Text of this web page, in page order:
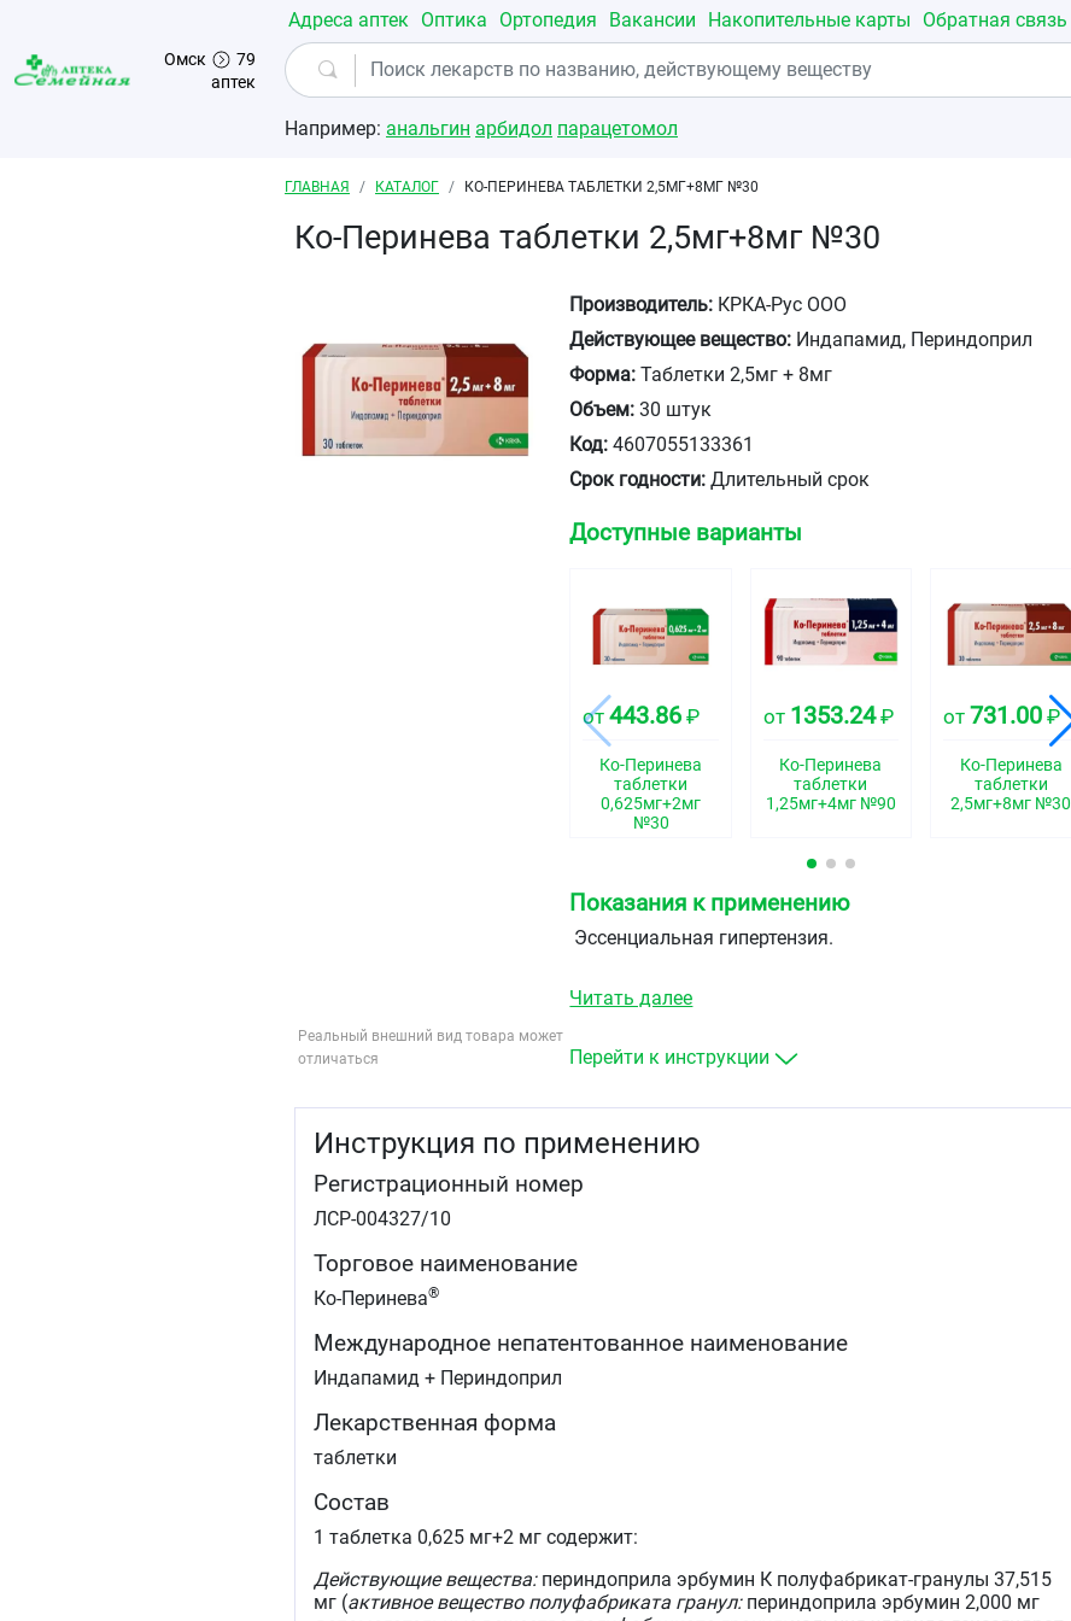
Перейти к основному содержанию
Омск
79
аптек
Адреса аптек Оптика Ортопедия Вакансии Накопительные карты Обратная связь
Например: анальгин арбидол парацетомол
Строка навигации
ГЛАВНАЯ КАТАЛОГ КО-ПЕРИНЕВА ТАБЛЕТКИ 2,5МГ+8МГ №30
Ко-Перинева таблетки 2,5мг+8мг №30
Реальный внешний вид товара может
отличаться
Производитель: КРКА-Рус ООО
Действующее вещество: Индапамид, Периндоприл
Форма: Таблетки 2,5мг + 8мг
Объем: 30 штук
Код: 4607055133361
Срок годности: Длительный срок
Доступные варианты
от443.86 ₽
Ко-Перинева
таблетки
0,625мг+2мг
№30
от 1353.24₽
Ко-Перинева
таблетки
1,25мг+4мг №90
от731.00 ₽
Ко-Перинева
таблетки
2,5мг+8мг №30
Показания к применению
Эссенциальная гипертензия.
Читать далее
Перейти к инструкции
Инструкция по применению
Регистрационный номер
ЛСР-004327/10
Торговое наименование
Ко-Перинева®
Международное непатентованное наименование
Индапамид + Периндоприл
Лекарственная форма
таблетки
Состав
1 таблетка 0,625 мг+2 мг содержит:
Действующие вещества:периндоприла эрбумин К полуфабрикат-гранулы 37,515
мг (активное вещество полуфабриката гранул:периндоприла эрбумин 2,000 мг